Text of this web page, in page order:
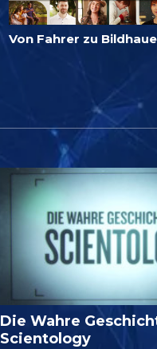
Von Fahrer zu
Die Wahre
Scientology